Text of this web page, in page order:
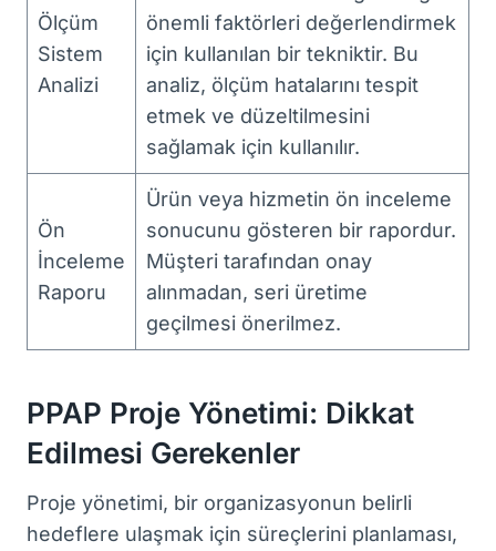
Ölçüm
Sistem
Analizi
önemli faktörleri değerlendirmek
için kullanılan bir tekniktir. Bu
analiz, ölçüm hatalarını tespit
etmek ve düzeltilmesini
sağlamak için kullanılır.
Ön
İnceleme
Raporu
Ürün veya hizmetin ön inceleme
sonucunu gösteren bir rapordur.
Müşteri tarafından onay
alınmadan, seri üretime
geçilmesi önerilmez.
PPAP Proje Yönetimi: Dikkat
Edilmesi Gerekenler
Proje yönetimi, bir organizasyonun belirli
hedeflere ulaşmak için süreçlerini planlaması,